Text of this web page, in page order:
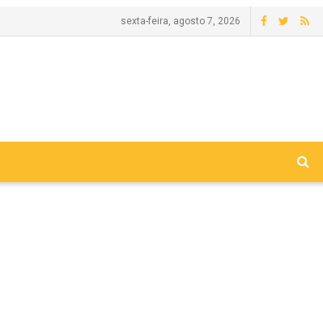
sexta-feira, agosto 7, 2026